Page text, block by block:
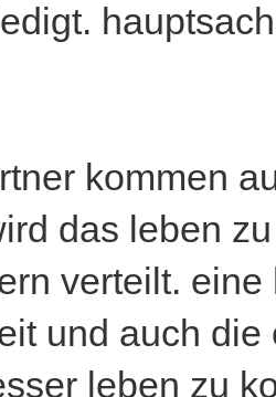
kommen
das leben
verteilt.
und auch
leben zu